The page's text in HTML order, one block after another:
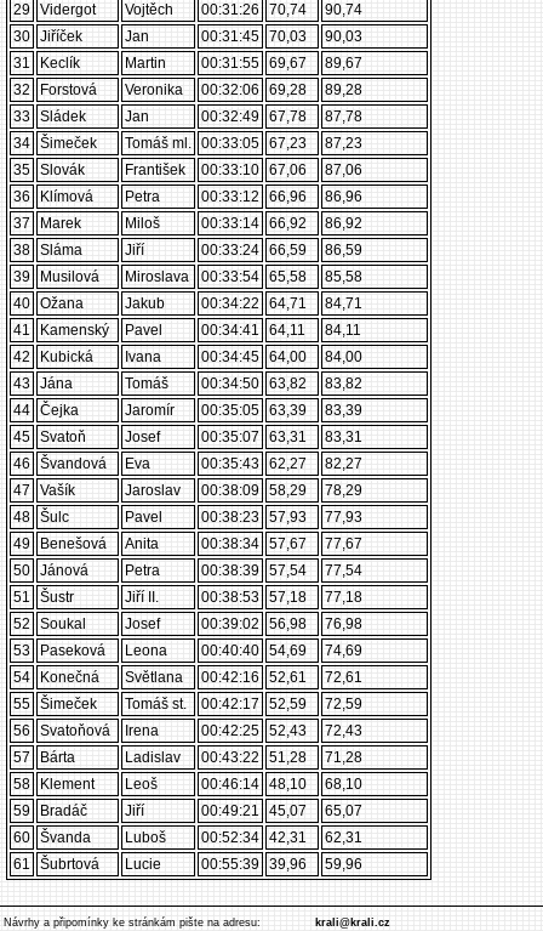
29 Vidergot Vojtěch 00:31:26 70,74
90,74
30 Jiříček Jan 00:31:45 70,03
90,03
31
Keclík Martin 00:31:55 69,67
89,67
32
Forstová Veronika 00:32:06 69,28
89,28
33 Sládek Jan 00:32:49 67,78
87,78
34 Šimeček Tomáš ml. 00:33:05 67,23
87,23
35 Slovák František 00:33:10 67,06
87,06
36
Klímová Petra 00:33:12 66,96
86,96
37
Marek Miloš 00:33:14 66,92
86,92
38 Sláma Jiří 00:33:24 66,59
86,59
39
Musilová Miroslava 00:33:54 65,58
85,58
40 Ožana Jakub 00:34:22 64,71
84,71
41
Kamenský Pavel 00:34:41 64,11
84,11
42
Kubická Ivana 00:34:45 64,00
84,00
43 Jána Tomáš 00:34:50 63,82
83,82
44 Čejka Jaromír 00:35:05 63,39
83,39
45 Svatoň Josef 00:35:07 63,31
83,31
46 Švandová Eva 00:35:43 62,27
82,27
47
Vašík Jaroslav 00:38:09 58,29
78,29
48 Šulc Pavel 00:38:23 57,93
77,93
49
Benešová Anita 00:38:34 57,67
77,67
50 Jánová Petra 00:38:39 57,54
77,54
51
Šustr Jiří II. 00:38:53 57,18
77,18
52
Soukal Josef 00:39:02 56,98
76,98
53
Paseková Leona 00:40:40 54,69
74,69
54
Konečná Světlana 00:42:16 52,61
72,61
55 Šimeček Tomáš st. 00:42:17 52,59
72,59
56 Svatoňová Irena 00:42:25 52,43
72,43
57
Bárta Ladislav 00:43:22 51,28
71,28
58
Klement Leoš 00:46:14 48,10
68,10
59
Bradáč Jiří 00:49:21 45,07
65,07
60 Švanda Luboš 00:52:34 42,31
62,31
61
Šubrtová Lucie 00:55:39 39,96 59,96
Návrhy a připomínky ke stránkám pište na adresu: krali@krali.cz